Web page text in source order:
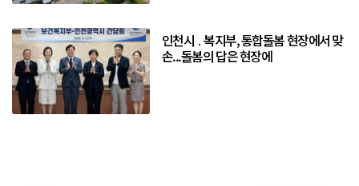
인천시 ․ 복지부, 통합돌봄 현장에서 맞
손...돌봄의 답은 현장에